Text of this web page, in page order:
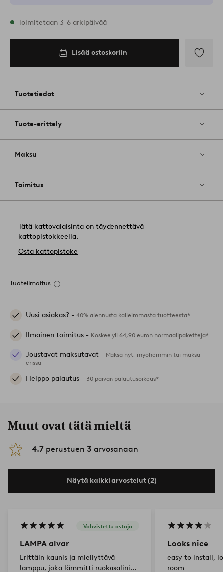
Varastossa
Toimitetaan 3-6 arkipäivää
Lisää ostoskoriin
Tuotetiedot
Tuote-erittely
Maksu
Toimitus
Tätä kattovalaisinta on täydennettävä
kattopistokkeella.
Osta kattopistoke
Tuoteilmoitus
Uusi asiakas? - 40% alennusta kalleimmasta tuotteesta*
Ilmainen toimitus - Koskee yli 64,90 euron normaalipaketteja*
Joustavat maksutavat - Maksa nyt, myöhemmin tai maksa
erissä
Helppo palautus - 30 päivän palautusoikeus*
Muut ovat tätä mieltä
4.7 perustuen 3 arvosanaan
Näytä kaikki arvostelut (2)
Vahvistettu ostaja
LAMPA alvar
Erittäin kaunis ja miellyttävä
lamppu, joka lämmitti ruokasalini
Looks nice
easy to install,
room